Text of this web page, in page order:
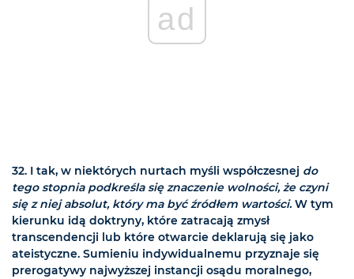
ad
32. I tak, w niektórych nurtach myśli współczesnej do
tego stopnia podkreśla się znaczenie wolności, że czyni
się z niej absolut, który ma być źródłem wartości.W tym
kierunku idą doktryny, które zatracają zmysł
transcendencji lub które otwarcie deklarują się jako
ateistyczne. Sumieniu indywidualnemu przyznaje się
prerogatywy najwyższej instancji osądu moralnego,